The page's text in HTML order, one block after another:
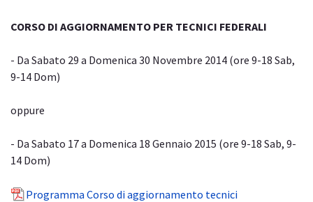
CORSO DI AGGIORNAMENTO PER TECNICI FEDERALI
- Da Sabato 29 a Domenica 30 Novembre 2014 (ore 9-18 Sab,
9-14 Dom)
oppure
- Da Sabato 17 a Domenica 18 Gennaio 2015 (ore 9-18 Sab, 9-
14 Dom)
Programma Corso di aggiornamento tecnici